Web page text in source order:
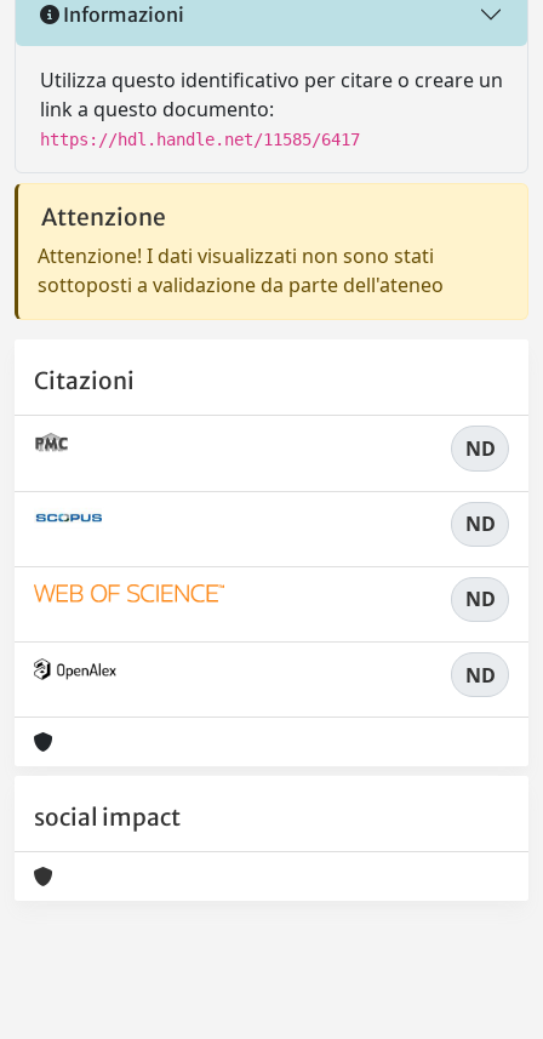
Informazioni
Utilizza questo identificativo per citare o creare un
link a questo documento:
https://hdl.handle.net/11585/6417
Attenzione
Attenzione! I dati visualizzati non sono stati
sottoposti a validazione da parte dell'ateneo
Citazioni
ND
ND
ND
ND
social impact